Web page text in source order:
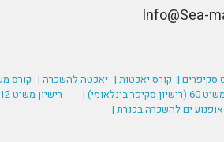
סקיפרים | קורס יאכטות | יאכטה להשכרה | קורס
בינלאומי) | רישיון משיט 12 |
אופנוע ים להשכרה בכנרת |